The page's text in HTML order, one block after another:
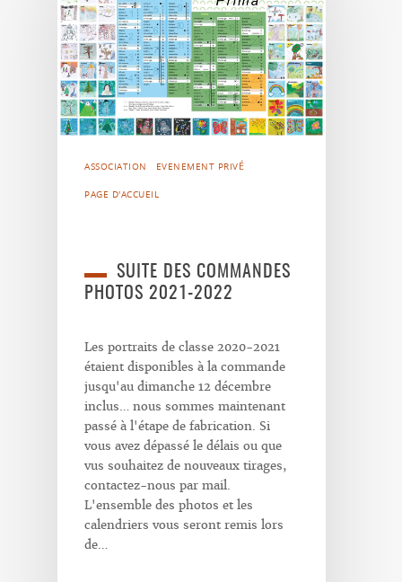
ASSOCIATION EVENEMENT PRIVÉ
PAGE D'ACCUEIL
SUITE DES COMMANDES
PHOTOS 2021-2022
Les portraits de classe 2020-2021
étaient disponibles à la commande
jusqu'au dimanche 12 décembre
inclus… nous sommes maintenant
passé à l'étape de fabrication. Si
vous avez dépassé le délais ou que
vus souhaitez de nouveaux tirages,
contactez-nous par mail.
L'ensemble des photos et les
calendriers vous seront remis lors
de…